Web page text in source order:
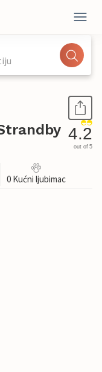
4.2
out of 5
0 Kućni ljubimac